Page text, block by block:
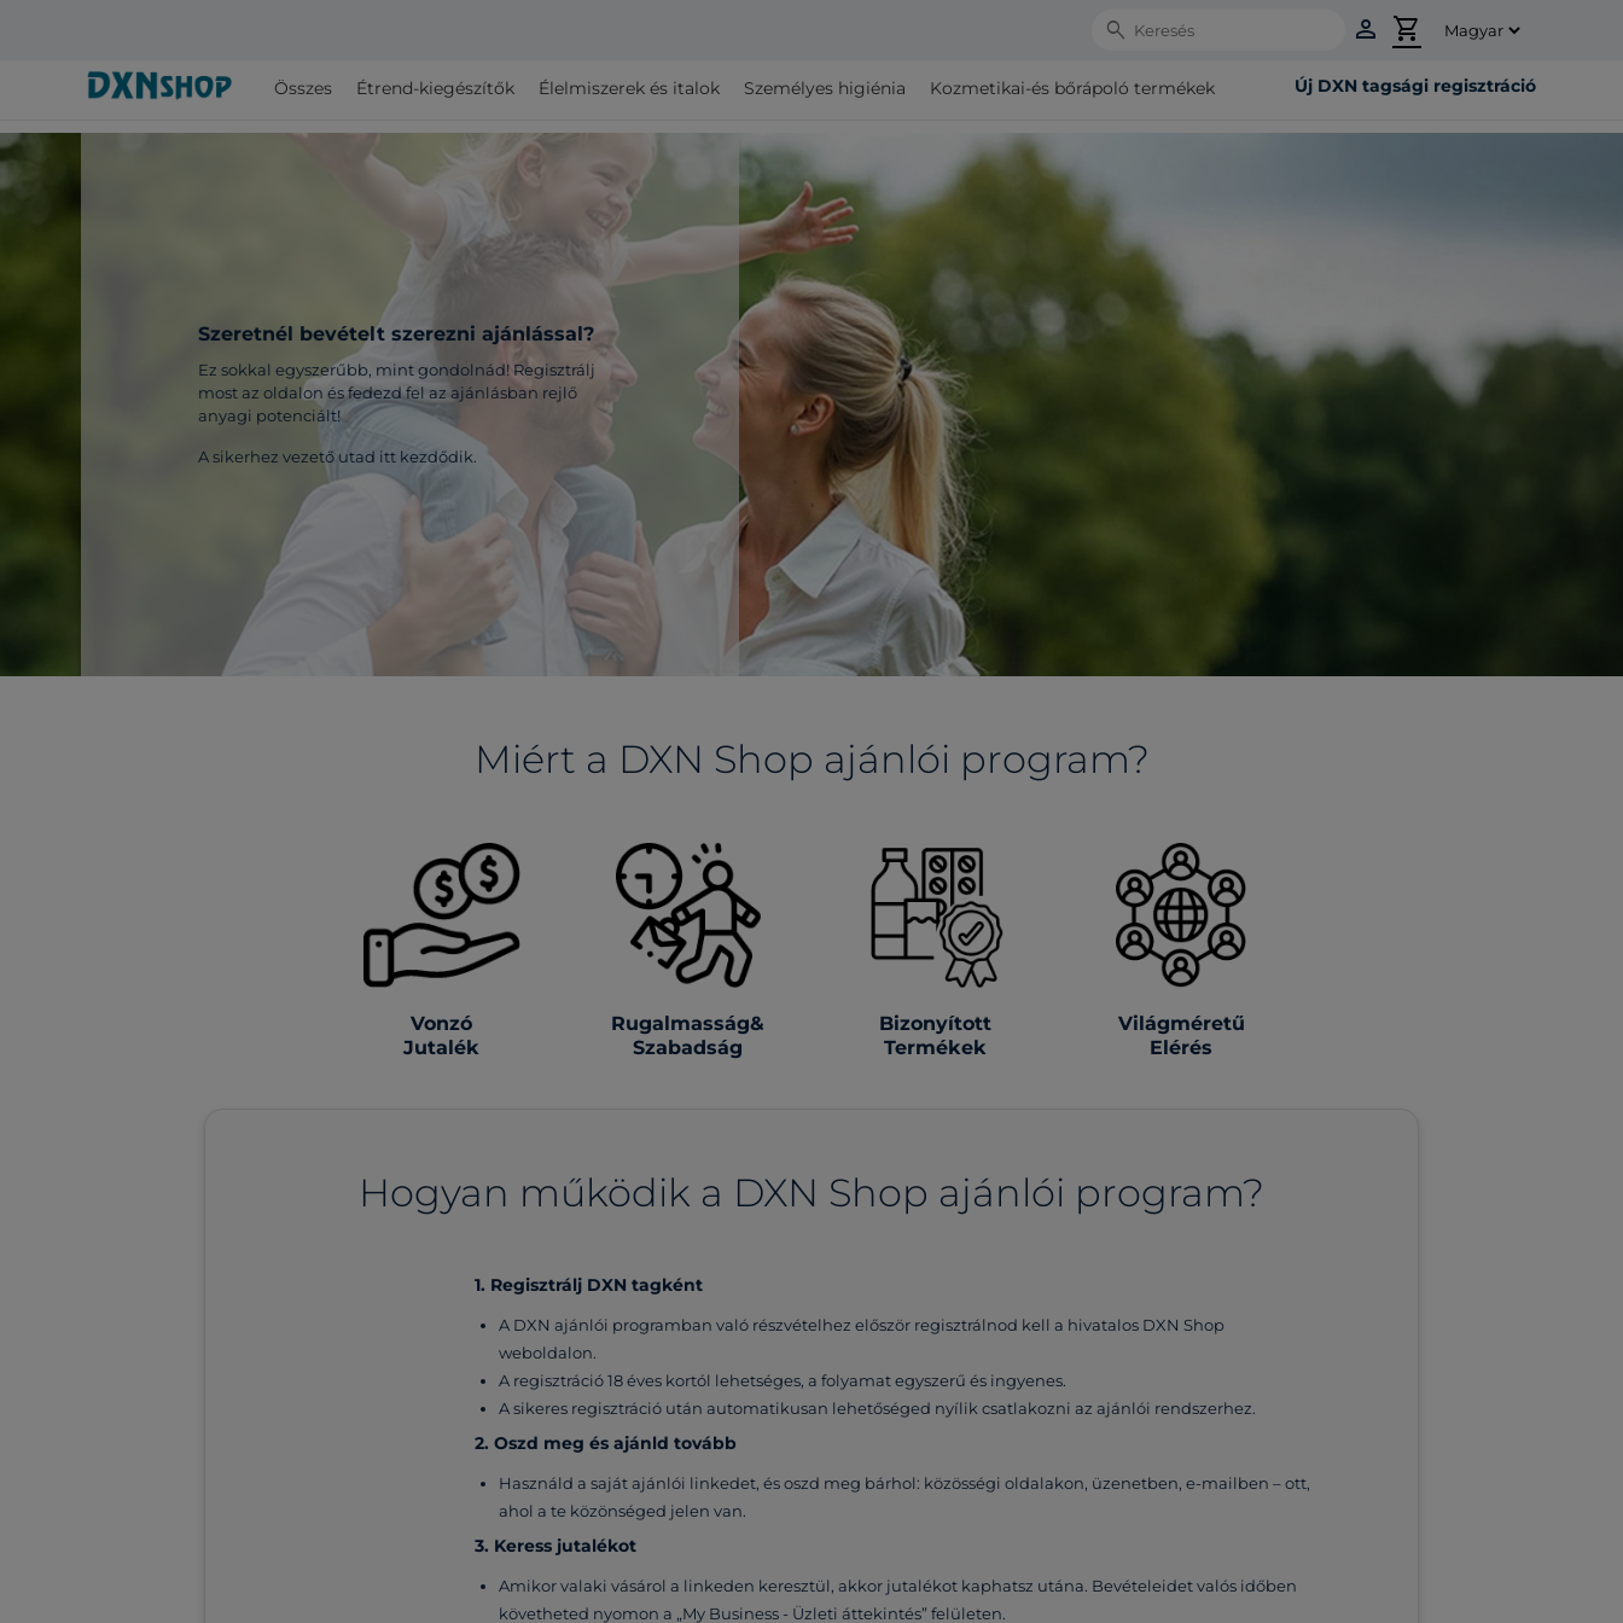
Search person shopping_cart
Összes Étrend-kiegészítők Élelmiszerek és italok Személyes higiénia Kozmetikai-és bőrápoló termékek Új DXN tagsági regisztráció
Szeretnél bevételt szerezni ajánlással?
Ez sokkal egyszerűbb, mint gondolnád! Regisztrálj
most az oldalon és fedezd fel az ajánlásban rejlő
anyagi potenciált!
A sikerhez vezető utad itt kezdődik.
Miért a DXN Shop ajánlói program?
Vonzó
Jutalék
Rugalmasság&
Szabadság
Bizonyított
Termékek
Világméretű
Elérés
Hogyan működik a DXN Shop ajánlói program?
1. Regisztrálj DXN tagként
A DXN ajánlói programban való részvételhez először regisztrálnod kell a hivatalos DXN Shop
weboldalon.
A regisztráció 18 éves kortól lehetséges, a folyamat egyszerű és ingyenes.
A sikeres regisztráció után automatikusan lehetőséged nyílik csatlakozni az ajánlói rendszerhez.
2. Oszd meg és ajánld tovább
Használd a saját ajánlói linkedet, és oszd meg bárhol: közösségi oldalakon, üzenetben, e-mailben – ott,
ahol a te közönséged jelen van.
3. Keress jutalékot
Amikor valaki vásárol a linkeden keresztül, akkor jutalékot kaphatsz utána. Bevételeidet valós időben
követheted nyomon a „My Business - Üzleti áttekintés” felületen.